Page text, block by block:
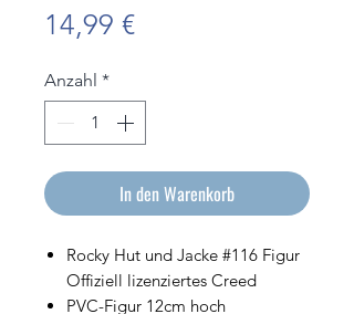
14,99 €Preis
Anzahl *
In den Warenkorb
Rocky Hut und Jacke #116 Figur
Offiziell lizenziertes Creed
PVC-Figur 12cm hoch